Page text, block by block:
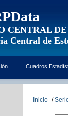
CENTRAL
Central de
Cuadros
Inicio /